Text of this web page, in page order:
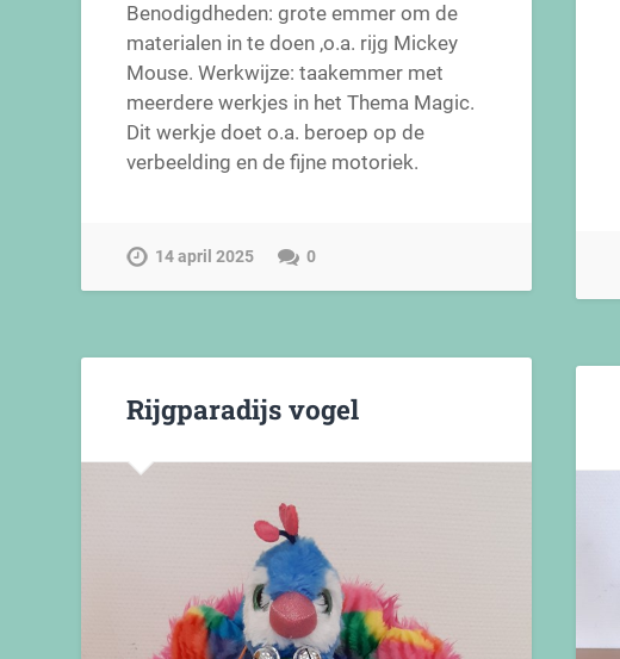
Benodigdheden: grote emmer om de
materialen in te doen ,o.a. rijg Mickey
Mouse. Werkwijze: taakemmer met
meerdere werkjes in het Thema Magic.
Dit werkje doet o.a. beroep op de
verbeelding en de fijne motoriek.
14 april 2025 0
Rijgparadijs vogel